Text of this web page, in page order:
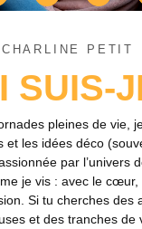
CHARLINE PETIT
SUIS-
pleines de vie,
et les idées déco
par l’univers
je vis : avec le
Si tu cherches des
et des tranches de